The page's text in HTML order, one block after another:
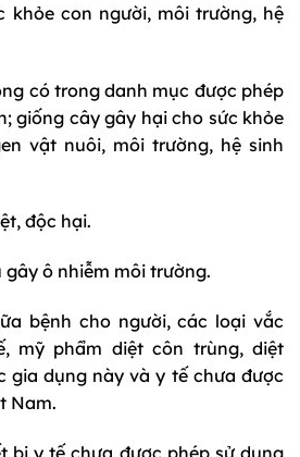
khỏe con người, môi trường, hệ
có trong danh mục được phép
giống cây gây hại cho sức khỏe
vật nuôi, môi trường, hệ sinh
độc hại.
gây ô nhiễm môi trường.
bệnh cho người, các loại vắc
mỹ phẩm diệt côn trùng, diệt
gia dụng này và y tế chưa được
Nam.
bị y tế chưa được phép sử dụng